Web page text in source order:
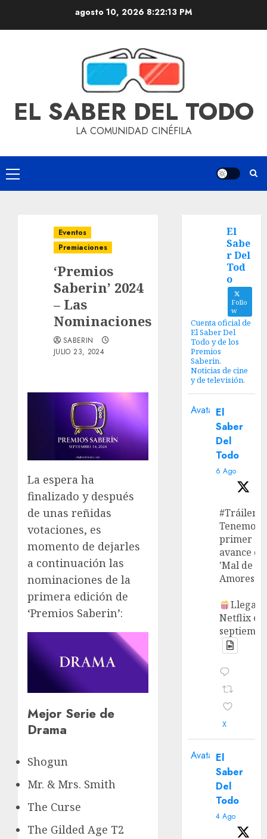
agosto 10, 2026 8:22:14 PM
EL SABER DEL TODO
LA COMUNIDAD CINÉFILA
Eventos
Premiaciones
‘Premios
Saberin’ 2024
– Las
Nominaciones
SABERIN
JULIO 23, 2024
La espera ha
finalizado y después
de unas reñidas
votaciones, es
momento de dejarles
a continuación las
nominaciones de la
primera edición de
‘Premios Saberin’:
Mejor Serie de
Drama
Shogun
Mr. & Mrs. Smith
The Curse
The Gilded Age T2
El
Sabe
r Del
Tod
o
Follo
w
Cuenta oficial de
El Saber Del
Todo y de los
Premios
Saberin.
Noticias de cine
y de televisión.
Avatar El
Saber
Del
Todo
6 Ago
#Tráiler
Tenemos
primer
avance de
'Mal de
Amores'.
Llega a
Netflix en
X
Avatar El
Saber
Del
Todo
4 Ago